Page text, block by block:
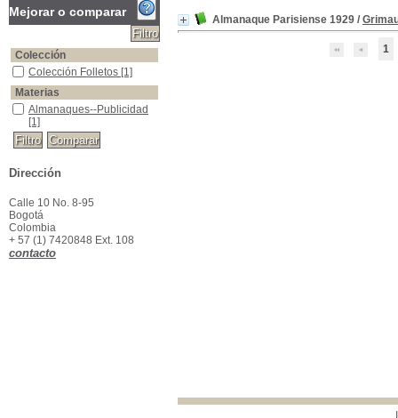
Almanaque Parisiense 1929 /
1
Mejorar o comparar
Colección
Colección Folletos
Colección Folletos [1]
Materias
Almanaques--Publicidad
Almanaques--Publicidad
[1]
Dirección
Calle 10 No. 8-95
Bogotá
Colombia
+ 57 (1) 7420848 Ext. 108
contacto